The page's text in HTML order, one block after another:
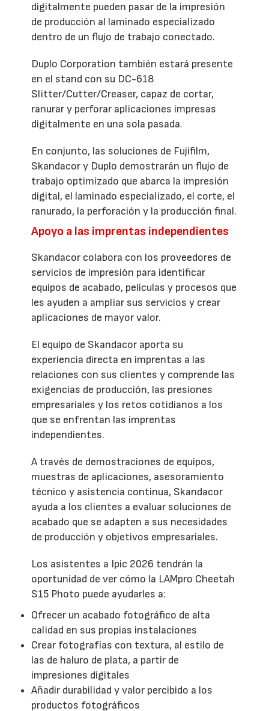
digitalmente pueden pasar de la impresión
de producción al laminado especializado
dentro de un flujo de trabajo conectado.
Duplo Corporation también estará presente
en el stand con su DC-618
Slitter/Cutter/Creaser, capaz de cortar,
ranurar y perforar aplicaciones impresas
digitalmente en una sola pasada.
En conjunto, las soluciones de Fujifilm,
Skandacor y Duplo demostrarán un flujo de
trabajo optimizado que abarca la impresión
digital, el laminado especializado, el corte, el
ranurado, la perforación y la producción final.
Apoyo a las imprentas independientes
Skandacor colabora con los proveedores de
servicios de impresión para identificar
equipos de acabado, películas y procesos que
les ayuden a ampliar sus servicios y crear
aplicaciones de mayor valor.
El equipo de Skandacor aporta su
experiencia directa en imprentas a las
relaciones con sus clientes y comprende las
exigencias de producción, las presiones
empresariales y los retos cotidianos a los
que se enfrentan las imprentas
independientes.
A través de demostraciones de equipos,
muestras de aplicaciones, asesoramiento
técnico y asistencia continua, Skandacor
ayuda a los clientes a evaluar soluciones de
acabado que se adapten a sus necesidades
de producción y objetivos empresariales.
Los asistentes a Ipic 2026 tendrán la
oportunidad de ver cómo la LAMpro Cheetah
S15 Photo puede ayudarles a:
Ofrecer un acabado fotográfico de alta
calidad en sus propias instalaciones
Crear fotografías con textura, al estilo de
las de haluro de plata, a partir de
impresiones digitales
Añadir durabilidad y valor percibido a los
productos fotográficos